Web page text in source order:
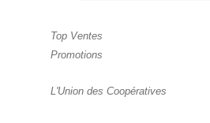
Top Ventes
Promotions
L'Union des Coopératives